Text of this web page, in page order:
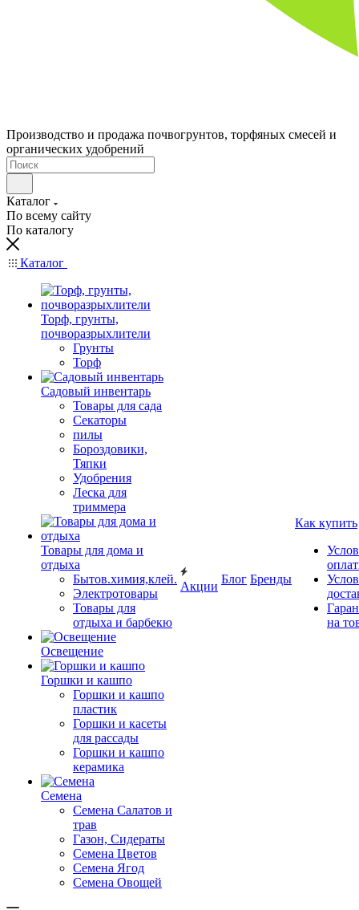
Производство и продажа почвогрунтов, торфяных смесей и
органических удобрений
Каталог
По всему сайту
По каталогу
Каталог
Торф, грунты,
почворазрыхлители
Грунты
Торф
Садовый инвентарь
Товары для сада
Секаторы
пилы
Бороздовики,
Тяпки
Удобрения
Леска для
триммера
Товары для дома и
отдыха
Бытов.химия,клей.
Электротовары
Товары для
отдыха и барбекю
Освещение
Горшки и кашпо
Горшки и кашпо
пластик
Горшки и касеты
для рассады
Горшки и кашпо
керамика
Семена
Семена Салатов и
трав
Газон, Сидераты
Семена Цветов
Семена Ягод
Семена Овощей
Акции
Блог Бренды
Как купить
на